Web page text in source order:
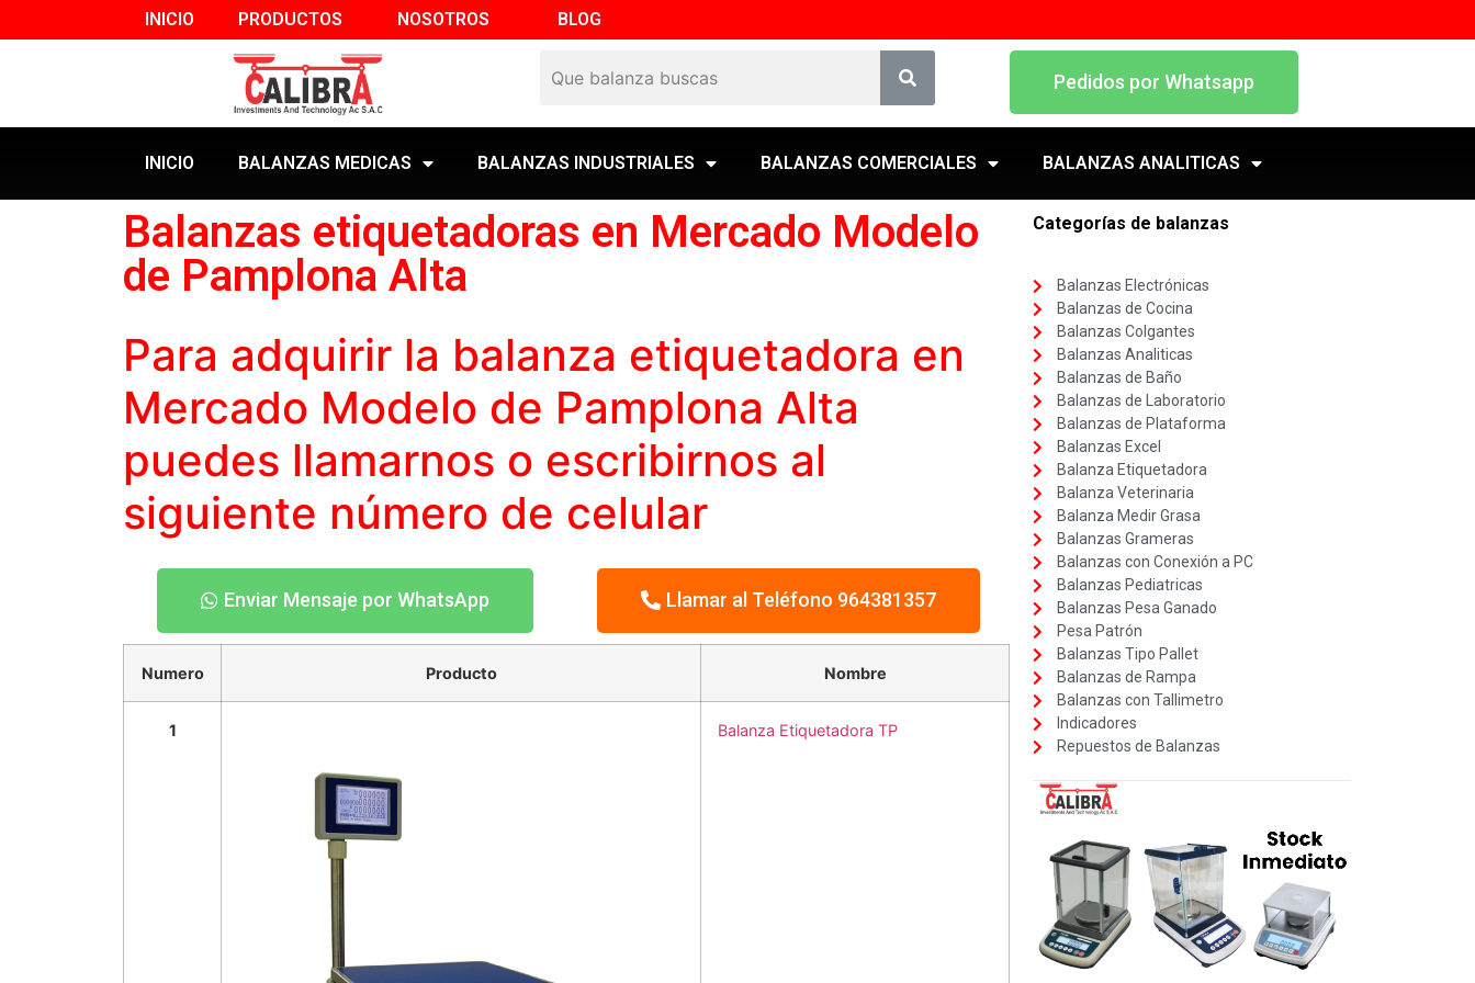
INICIO PRODUCTOS NOSOTROS BLOG
Pedidos por Whatsapp
INICIO BALANZAS MEDICAS BALANZAS INDUSTRIALES BALANZAS COMERCIALES BALANZAS ANALITICAS
Balanzas etiquetadoras en Mercado Modelo
de Pamplona Alta
Para adquirir la balanza etiquetadora en
Mercado Modelo de Pamplona Alta
puedes llamarnos o escribirnos al
siguiente número de celular
Enviar Mensaje por WhatsApp Llamar al Teléfono 964381357
Numero Producto Nombre
1 Balanza Etiquetadora TP
Categorías de balanzas
Balanzas Electrónicas
Balanzas de Cocina
Balanzas Colgantes
Balanzas Analiticas
Balanzas de Baño
Balanzas de Laboratorio
Balanzas de Plataforma
Balanzas Excel
Balanza Etiquetadora
Balanza Veterinaria
Balanza Medir Grasa
Balanzas Grameras
Balanzas con Conexión a PC
Balanzas Pediatricas
Balanzas Pesa Ganado
Pesa Patrón
Balanzas Tipo Pallet
Balanzas de Rampa
Balanzas con Tallimetro
Indicadores
Repuestos de Balanzas